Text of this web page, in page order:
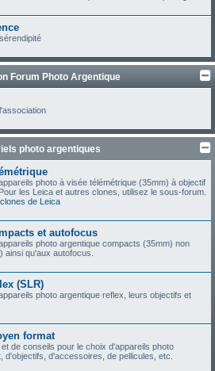
Forum Photo Argentique
photo argentiques
photo à visée télémétrique (35mm) à objectif
les Leica et autres clones, utilisez le sous-forum.
de Leica
et autofocus
photo argentique compacts (35mm) non
ainsi qu'aux autofocus.
(SLR)
photo argentique reflex, leurs objectifs et
format
de conseils pour le choix d'appareils photo
d'objectifs, d'accessoires, de pellicules, etc.